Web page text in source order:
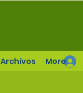
Archivos More